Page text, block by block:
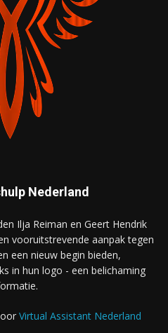
Nederland
Ilja Reiman en Geert Hendrik
vooruitstrevende aanpak tegen
een nieuw begin bieden,
in hun logo - een belichaming
Virtual Assistant Nederland